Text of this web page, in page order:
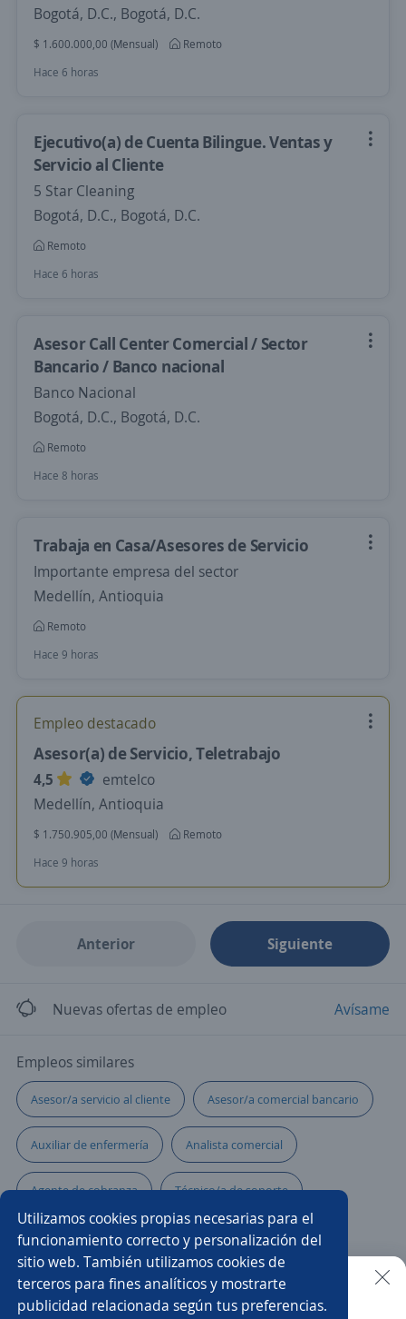
Utilizamos cookies propias necesarias para el
funcionamiento correcto y personalización del
sitio web. También utilizamos cookies de
terceros para fines analíticos y mostrarte
publicidad relacionada según tus preferencias.
Bogotá, D.C., Bogotá, D.C.
$ 1.600.000,00 (Mensual)
Remoto
Hace 6 horas
Ejecutivo(a) de Cuenta Bilingue. Ventas y
Servicio al Cliente
5 Star Cleaning
Bogotá, D.C., Bogotá, D.C.
Remoto
Hace 6 horas
Asesor Call Center Comercial / Sector
Bancario / Banco nacional
Banco Nacional
Bogotá, D.C., Bogotá, D.C.
Remoto
Hace 8 horas
Trabaja en Casa/Asesores de Servicio
Importante empresa del sector
Medellín, Antioquia
Remoto
Hace 9 horas
Empleo destacado
Asesor(a) de Servicio, Teletrabajo
4,5
emtelco
Medellín, Antioquia
$ 1.750.905,00 (Mensual)
Remoto
Hace 9 horas
Anterior Siguiente
Nuevas ofertas de empleo Avísame
Empleos similares
Asesor/a servicio al cliente Asesor/a comercial bancario
Auxiliar de enfermería Analista comercial
Agente de cobranza Técnico/a de soporte
Coordinador/a de operaciones
Asesor/a comercial de libranza Ejecutivo/a telefónico
Buscar es más fácil en la app